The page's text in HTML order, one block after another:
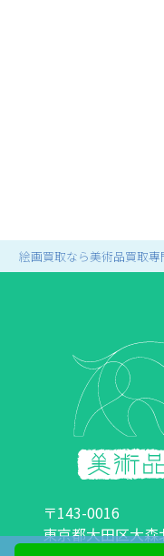
絵画買取なら美術品買取専
〒143-0016
東京都大田区大